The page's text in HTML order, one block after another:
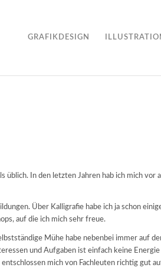
GRAFIKDESIGN
üblich. In den letzten Jahren hab ich mich vor
Über Kalligrafie habe ich ja schon
auf die ich mich sehr freue.
Mühe habe nebenbei immer auf
und Aufgaben ist einfach keine Energie
mich von Fachleuten richtig gut